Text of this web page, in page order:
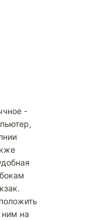
-
ним на